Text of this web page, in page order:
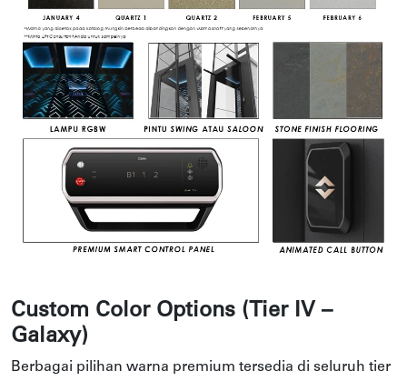
Custom Color Options (Tier IV –
Galaxy)
Berbagai pilihan warna premium tersedia di seluruh tier